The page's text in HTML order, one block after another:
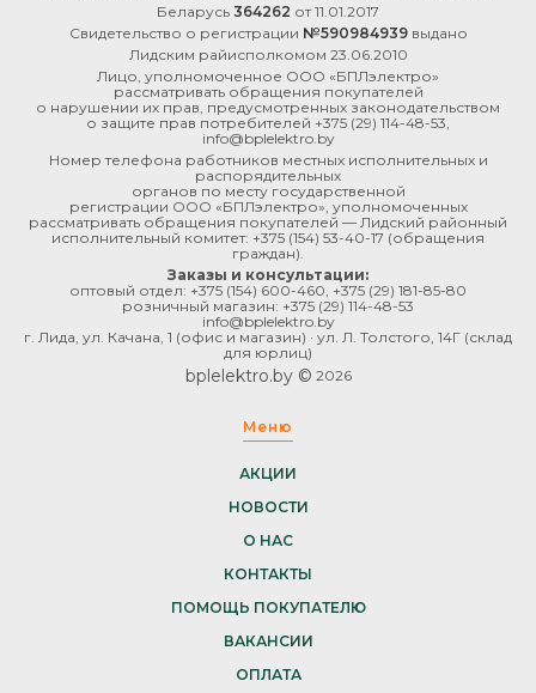
Беларусь 364262 от 11.01.2017
Свидетельство о регистрации №590984939выдано
Лидским райисполкомом 23.06.2010
Лицо, уполномоченное ООО «БПЛэлектро»
рассматривать обращения покупателей
о нарушении их прав, предусмотренных законодательством
о защите прав потребителей +375 (29) 114-48-53
info@bplelektro.by
Номер телефона работников местных исполнительных и
распорядительных
органов по месту государственной
регистрации ООО «БПЛэлектро», уполномоченных
рассматривать обращения покупателей — Лидский районный
исполнительный комитет: +375 (154) 53-40-17 (обращения
граждан).
Заказы и консультации:
оптовый отдел: +375 (154) 600-460 +375 (29) 181-85-80
розничный магазин: +375 (29) 114-48-53
info@bplelektro.by
г. Лида, ул. Качана, 1 (офис и магазин) · ул. Л. Толстого, 14Г (склад
для юрлиц)
bplelektro.by © 2026
Меню
АКЦИИ
НОВОСТИ
О НАС
КОНТАКТЫ
ПОМОЩЬ ПОКУПАТЕЛЮ
ВАКАНСИИ
ОПЛАТА